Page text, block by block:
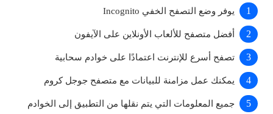
يوفر وضع التصفح الخفي Incognito
أفضل متصفح للألعاب الأونلاين على الآيفون
تصفح أسرع للإنترنت اعتمادًا على خوادم سحابية
يمكنك عمل مزامنة للبيانات مع متصفح جوجل كروم
جميع المعلومات التي يتم نقلها من التطبيق إلى الخوادم